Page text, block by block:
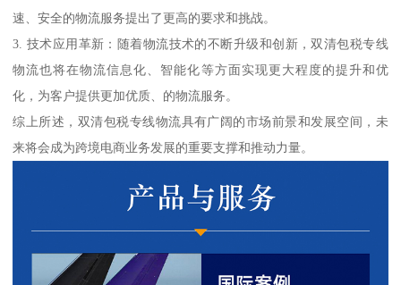
速、安全的物流服务提出了更高的要求和挑战。
3. 技术应用革新：随着物流技术的不断升级和创新，双清包税专线
物流也将在物流信息化、智能化等方面实现更大程度的提升和优
化，为客户提供更加优质、的物流服务。
综上所述，双清包税专线物流具有广阔的市场前景和发展空间，未
来将会成为跨境电商业务发展的重要支撑和推动力量。